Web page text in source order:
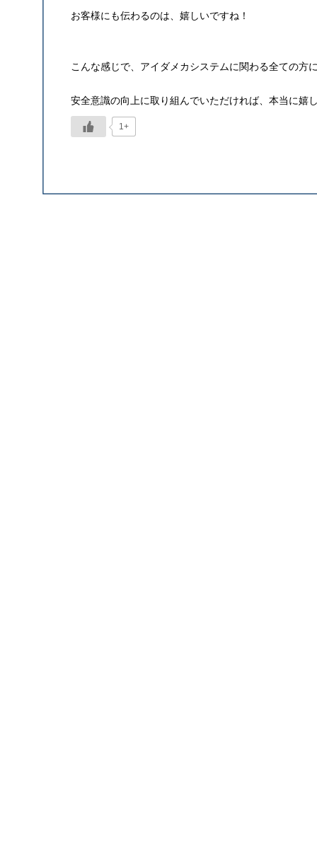
お客様にも伝わるのは、嬉しいですね！
こんな感じで、アイダメカシステムに関わる全ての方
安全意識の向上に取り組んでいただければ、本当に嬉
1+